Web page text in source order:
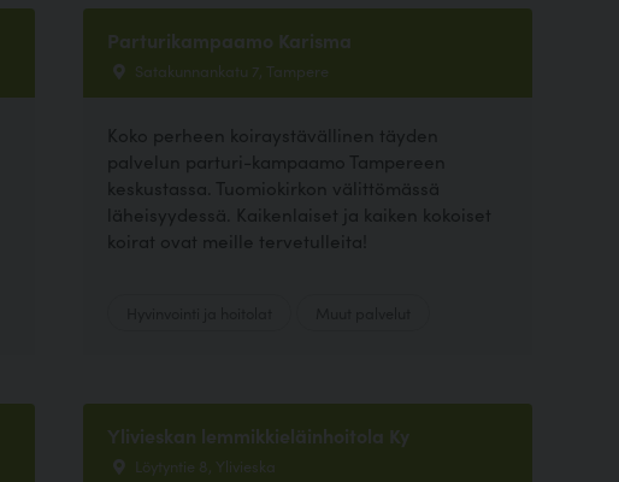
Parturikampaamo Karisma
Satakunnankatu 7, Tampere
Koko perheen koiraystävällinen täyden
palvelun parturi-kampaamo Tampereen
keskustassa. Tuomiokirkon välittömässä
läheisyydessä. Kaikenlaiset ja kaiken kokoiset
koirat ovat meille tervetulleita!
Ylivieskan lemmikkieläinhoitola Ky
Löytyntie 8, Ylivieska